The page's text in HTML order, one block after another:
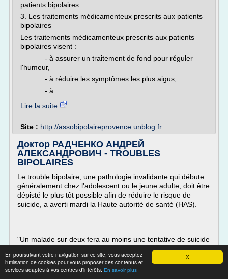
X
En poursuivant votre navigation sur ce site, vous acceptez
l'utilisation de cookies pour vous proposer des contenus et
services adaptés à vos centres d'intérêts. En savoir plus
patients bipolaires
3. Les traitements médicamenteux prescrits aux patients
bipolaires
Les traitements médicamenteux prescrits aux patients
bipolaires visent :
- à assurer un traitement de fond pour réguler
l'humeur,
- à réduire les symptômes les plus aigus,
- à...
Lire la suite
Site : http://assobipolaireprovence.unblog.fr
Доктор РАДЧЕНКО АНДРЕЙ
АЛЕКСАНДРОВИЧ - TROUBLES
BIPOLAIRES
Le trouble bipolaire, une pathologie invalidante qui débute
généralement chez l'adolescent ou le jeune adulte, doit être
dépisté le plus tôt possible afin de réduire le risque de
suicide, a averti mardi la Haute autorité de santé (HAS).
"Un malade sur deux fera au moins une tentative de suicide
un communiqué l'organisme...
Lire la suite